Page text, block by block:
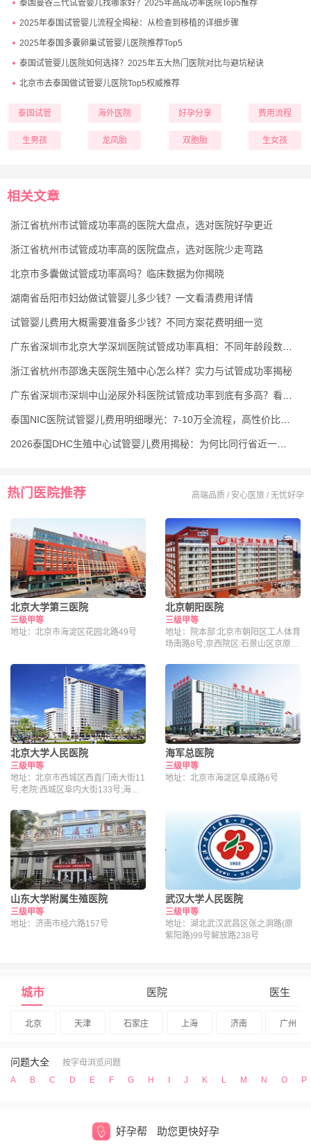
泰国曼谷三代试管婴儿找哪家好？2025年高成功率医院Top5推荐
2025年泰国试管婴儿流程全揭秘：从检查到移植的详细步骤
2025年泰国多囊卵巢试管婴儿医院推荐Top5
泰国试管婴儿医院如何选择？2025年五大热门医院对比与避坑秘诀
北京市去泰国做试管婴儿医院Top5权威推荐
泰国试管 海外医院 好孕分享 费用流程
生男孩 龙凤胎 双胞胎 生女孩
相关文章
浙江省杭州市试管成功率高的医院大盘点，选对医院好孕更近
浙江省杭州市试管成功率高的医院盘点，选对医院少走弯路
北京市多囊做试管成功率高吗？临床数据为你揭晓
湖南省岳阳市妇幼做试管婴儿多少钱？一文看清费用详情
试管婴儿费用大概需要准备多少钱？不同方案花费明细一览
浙江省杭州市邵逸夫医院生殖中心怎么样？实力与试管成功率揭秘
热门医院推荐 高端品质 / 安心医旅 / 无忧好孕
北京大学第三医院
三级甲等
地址：北京市海淀区花园北路49号
北京朝阳医院
三级甲等
地址：院本部:北京市朝阳区工人体育
场南路8号;京西院区:石景山区京原路
北京大学人民医院
三级甲等
地址：北京市西城区西直门南大街11
号;老院:西城区阜内大街133号;海淀
海军总医院
三级甲等
地址：北京市海淀区阜成路6号
山东大学附属生殖医院
三级甲等
地址：济南市经六路157号
武汉大学人民医院
三级甲等
地址：湖北武汉武昌区张之洞路(原
紫阳路)99号解放路238号
城市 医院 医生
北京 天津 石家庄 上海 济南 广州
问题大全
按字母浏览问题
A
B C D E F G H I J K L M N O P
好孕帮 助您更快好孕